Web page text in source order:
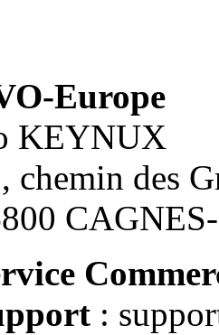
Europe
KEYNUX
chemin des
: